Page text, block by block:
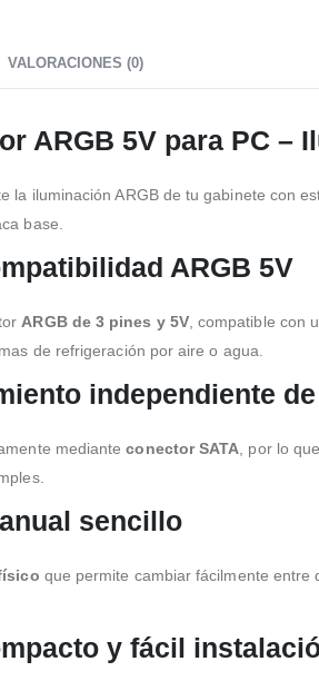
VALORACIONES (0)
ARGB 5V para PC –
la iluminación ARGB de tu gabinete con
base.
ARGB 5V
ARGB de 3 pines y 5V, compatible con
de refrigeración por aire o agua.
independiente
medianteconector SATA , por lo
sencillo
que permite cambiar fácilmente
y fácil